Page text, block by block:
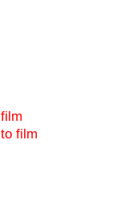
film